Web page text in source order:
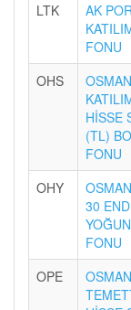
LTK
AK
FONU
OHS
HİSSE
(TL)
FONU
OHY
30
FONU
OPE